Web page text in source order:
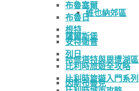
維也納郊區
薩爾斯堡
哈修塔特與周遭湖區
因斯布魯克
布魯塞爾
布魯日
根特
安特衛普
列日
比利時旅遊全攻略
比利時旅遊入門系列